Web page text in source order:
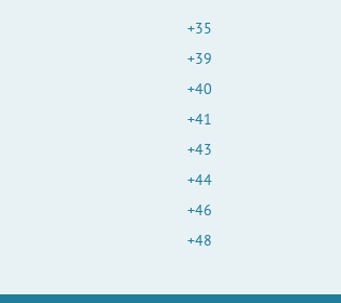
+35
+39
+40
+41
+43
+44
+46
+48